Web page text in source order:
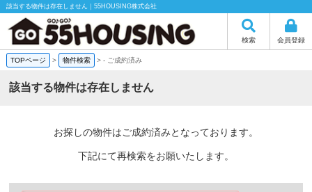
該当する物件は存在しません｜55HOUSING株式会社
検索 会員登録
TOPページ > 物件検索 >- ご成約済み
該当する物件は存在しません
お探しの物件はご成約済みとなっております。
下記にて再検索をお願いたします。